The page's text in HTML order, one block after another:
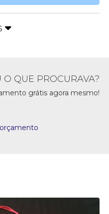
O QUE PROCURAVA?
grátis agora mesmo!